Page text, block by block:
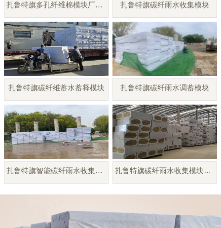
扎鲁特旗多孔纤维棉模块厂家直销 扎鲁特旗碳纤雨水收集模块
扎鲁特旗碳纤维蓄水蓄释模块 扎鲁特旗碳纤雨水调蓄模块
扎鲁特旗智能碳纤雨水收集模块 扎鲁特旗碳纤雨水收集模块厂家